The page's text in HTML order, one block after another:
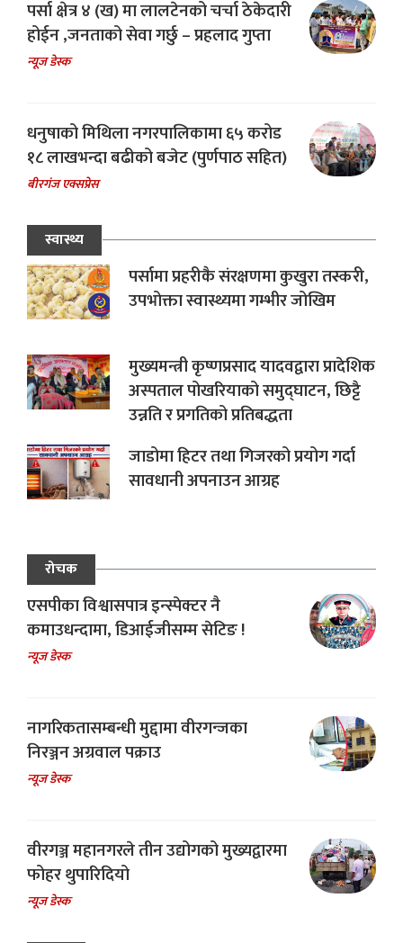
पर्सा क्षेत्र ४ (ख) मा लालटेनको चर्चा ठेकेदारी
होईन ,जनताको सेवा गर्छु – प्रहलाद गुप्ता
न्यूज डेस्क
धनुषाको मिथिला नगरपालिकामा ६५ करोड
१८ लाखभन्दा बढीको बजेट (पुर्णपाठ सहित)
बीरगंज एक्सप्रेस
स्वास्थ्य
पर्सामा प्रहरीकै संरक्षणमा कुखुरा तस्करी,
उपभोक्ता स्वास्थ्यमा गम्भीर जोखिम
मुख्यमन्त्री कृष्णप्रसाद यादवद्वारा प्रादेशिक
अस्पताल पोखरियाको समुद्घाटन, छिट्टै
उन्नति र प्रगतिको प्रतिबद्धता
जाडोमा हिटर तथा गिजरको प्रयोग गर्दा
सावधानी अपनाउन आग्रह
रोचक
एसपीका विश्वासपात्र इन्स्पेक्टर नै
कमाउधन्दामा, डिआईजीसम्म सेटिङ !
न्यूज डेस्क
नागरिकतासम्बन्धी मुद्दामा वीरगन्जका
निरञ्जन अग्रवाल पक्राउ
न्यूज डेस्क
वीरगञ्ज महानगरले तीन उद्योगको मुख्यद्वारमा
फोहर थुपारिदियो
न्यूज डेस्क